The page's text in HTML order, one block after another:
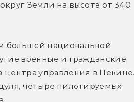
Земли на высоте от 340
большой национальной
военные и гражданские
управления в Пекине.
четыре пилотируемых